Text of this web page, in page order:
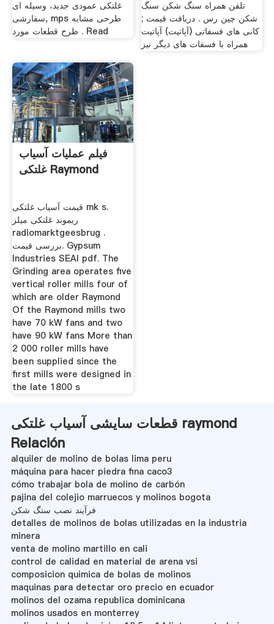
غلتکی عمودی جدید، وسیله ای
سفارشی, mps طرحی مشابه
طرح قطعات مورد . Read
تلفن همراه سنگ شکن سنگ
شکن چین رس . دریافت قیمت ;
کانی های فسفاتی (آپاتیت) آپاتیت
همراه با فسفات های دیگر نیز
فیلم عملیات آسیاب
غلتکی Raymond
قیمت آسیاب غلتکی mk s.
ریموند غلتکی میلز
radiomarktgeesbrug .
بررسی قیمت. Gypsum
Industries SEAI pdf. The
Grinding area operates five
vertical roller mills four of
which are older Raymond
Of the Raymond mills two
have 70 kW fans and two
have 90 kW fans More than
2 000 roller mills have
been supplied since the
first mills were designed in
the late 1800 s
قطعات سایشی آسیاب غلتکی raymond
Relación
alquiler de molino de bolas lima peru
máquina para hacer piedra fina caco3
cómo trabajar bola de molino de carbón
pajina del colejio marruecos y molinos bogota
فرآیند نصب سنگ شکن
detalles de molinos de bolas utilizadas en la industria
minera
venta de molino martillo en cali
control de calidad en material de arena vsi
composicion quimica de bolas de molinos
maquinas para detectar oro precio en ecuador
molinos del ozama republica dominicana
molinos usados en monterrey